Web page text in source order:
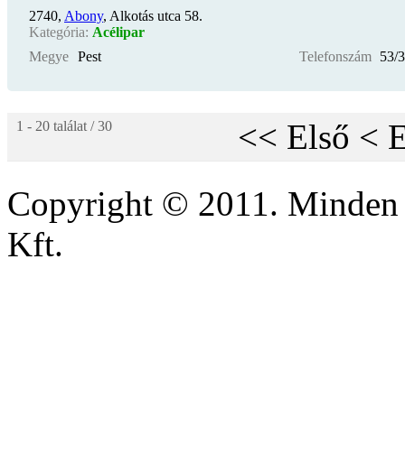
2740, Abony, Alkotás utca 58.
Kategória: Acélipar
Megye Pest Telefonszám 53/
1 - 20 találat / 30 << Első <
Copyright © 2011.
Kft.